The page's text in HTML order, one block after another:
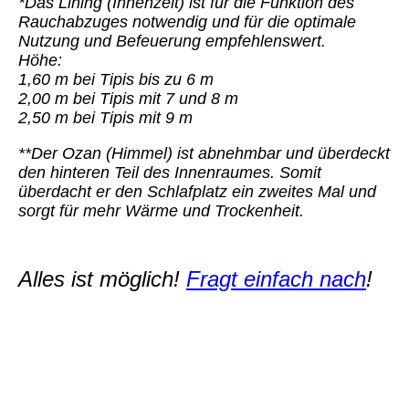
Rauchabzuges notwendig und für die optimale
Nutzung und Befeuerung empfehlenswert.
Höhe:
1,60 m bei Tipis bis zu 6 m
2,00 m bei Tipis mit 7 und 8 m
2,50 m bei Tipis mit 9 m
**Der Ozan (Himmel) ist abnehmbar und überdeckt
den hinteren Teil des Innenraumes. Somit
überdacht er den Schlafplatz ein zweites Mal und
sorgt für mehr Wärme und Trockenheit.
Alles ist möglich! Fragt einfach nach!